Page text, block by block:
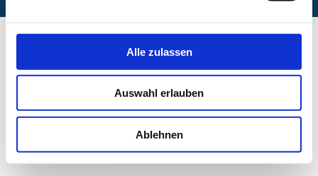
Alle zulassen
Auswahl erlauben
Ablehnen
Startseite ABC Klinikum Nürnberg
Spenden